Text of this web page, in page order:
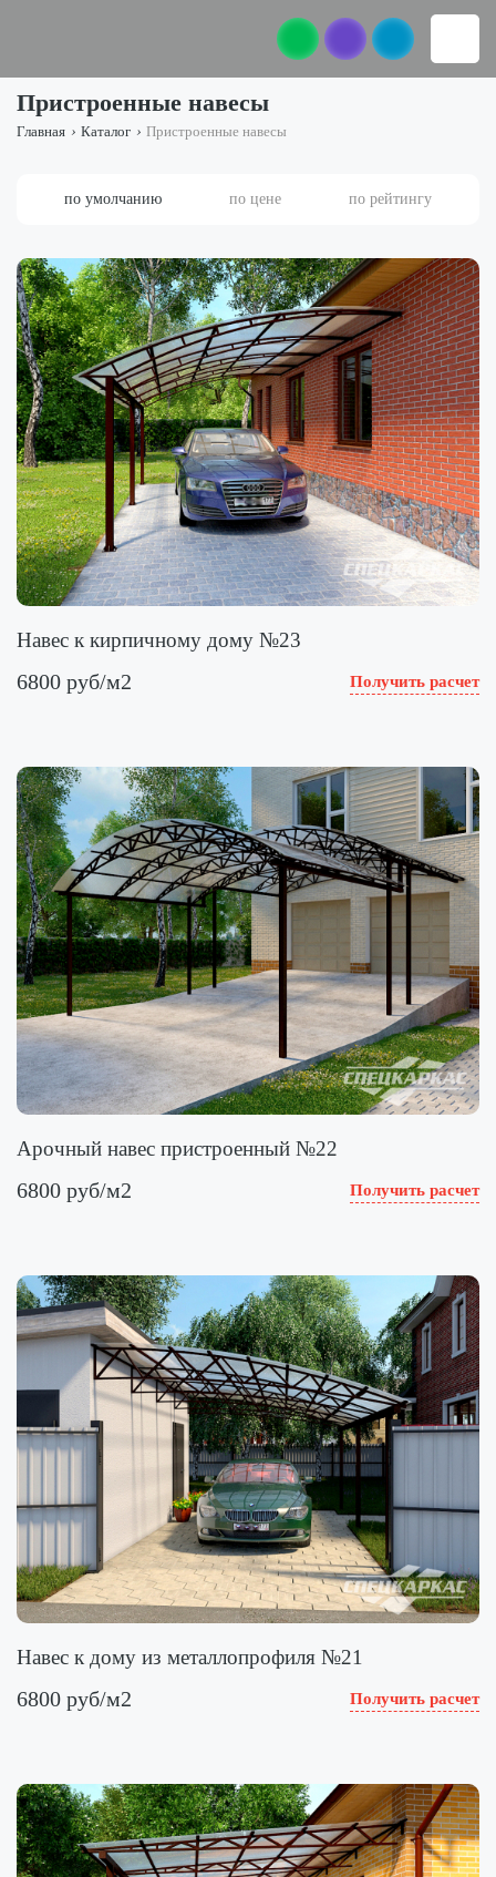
Пристроенные навесы
Главная › Каталог › Пристроенные навесы
по умолчанию по цене по рейтингу
Навес к кирпичному дому №23
6800 руб/м2 Получить расчет
Арочный навес пристроенный №22
6800 руб/м2 Получить расчет
Навес к дому из металлопрофиля №21
6800 руб/м2 Получить расчет